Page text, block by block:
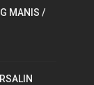
MANIS /